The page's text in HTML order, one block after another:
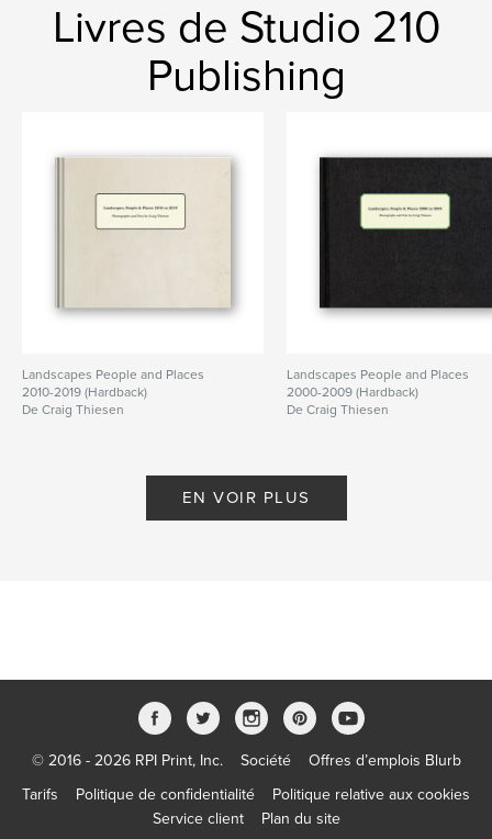
Iowa , Minnesota , WWII
Livres de Studio 210
Publishing
Landscapes People and Places
2010-2019 (Hardback)
De Craig Thiesen
Landscapes People and Places
2000-2009 (Hardback)
De Craig Thiesen
EN VOIR PLUS
© 2016 - 2026 RPI Print, Inc. Société
Offres d’emplois Blurb
Tarifs
Politique de confidentialité
Politique relative aux cookies
Service client
Plan du site